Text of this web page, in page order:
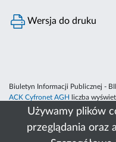
Używamy plików
przeglądania oraz
Wersja do druku
Biuletyn Informacji Publicznej -
ACK Cyfronet AGH
liczba